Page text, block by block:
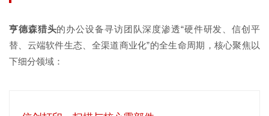
亨德森猎头的办公设备寻访团队深度渗透“硬件研发、信创平
替、云端软件生态、全渠道商业化”的全生命周期，核心聚焦以
下细分领域：